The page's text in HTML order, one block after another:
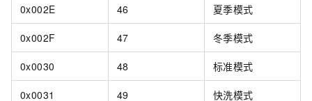
0x002E 46 夏季模式
0x002F 47 冬季模式
0x0030 48 标准模式
0x0031 49 快洗模式